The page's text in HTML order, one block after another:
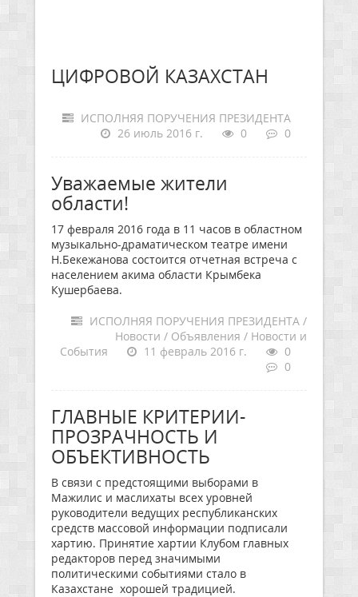
ЦИФРОВОЙ КАЗАХСТАН
ИСПОЛНЯЯ ПОРУЧЕНИЯ ПРЕЗИДЕНТА
26 июль 2016 г.
0 0
Уважаемые жители
области!
17 февраля 2016 года в 11 часов в областном
музыкально-драматическом театре имени
Н.Бекежанова состоится отчетная встреча с
населением акима области Крымбека
Кушербаева.
ИСПОЛНЯЯ ПОРУЧЕНИЯ ПРЕЗИДЕНТА /
Новости / Объявления / Новости и
События
11 февраль 2016 г.
0
0
ГЛАВНЫЕ КРИТЕРИИ-
ПРОЗРАЧНОСТЬ И
ОБЪЕКТИВНОСТЬ
В связи с предстоящими выборами в
Мажилис и маслихаты всех уровней
руководители ведущих республиканских
средств массовой информации подписали
хартию. Принятие хартии Клубом главных
редакторов перед значимыми
политическими событиями стало в
Казахстане хорошей традицией.